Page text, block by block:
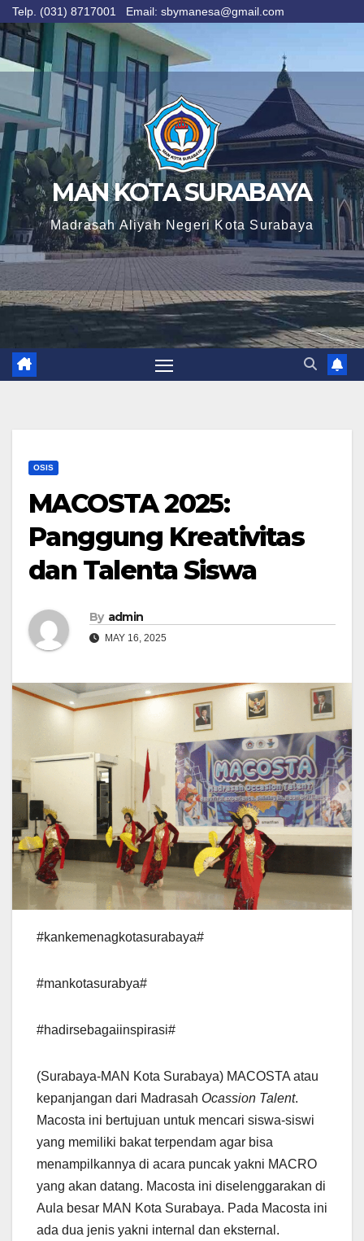
Telp. (031) 8717001 Email: sbymanesa@gmail.com
Skip
to
content
MAN KOTA SURABAYA
Madrasah Aliyah Negeri Kota Surabaya
OSIS
MACOSTA 2025:
Panggung Kreativitas
dan Talenta Siswa
By admin
MAY 16, 2025
#kankemenagkotasurabaya#
#mankotasurabya#
#hadirsebagaiinspirasi#
(Surabaya-MAN Kota Surabaya) MACOSTA atau
kepanjangan dari Madrasah Ocassion Talent.
Macosta ini bertujuan untuk mencari siswa-siswi
yang memiliki bakat terpendam agar bisa
menampilkannya di acara puncak yakni MACRO
yang akan datang. Macosta ini diselenggarakan di
Aula besar MAN Kota Surabaya. Pada Macosta ini
ada dua jenis yakni internal dan eksternal.